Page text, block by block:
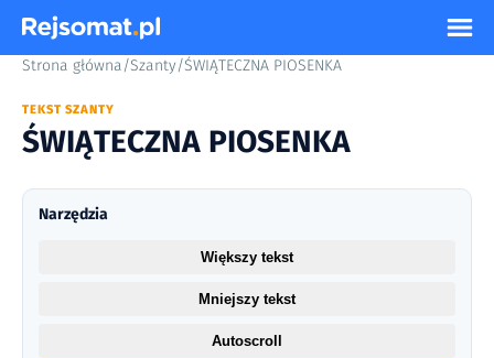
Strona główna/Szanty/ŚWIĄTECZNA PIOSENKA
TEKST SZANTY
ŚWIĄTECZNA PIOSENKA
Narzędzia
Większy tekst
Mniejszy tekst
Autoscroll